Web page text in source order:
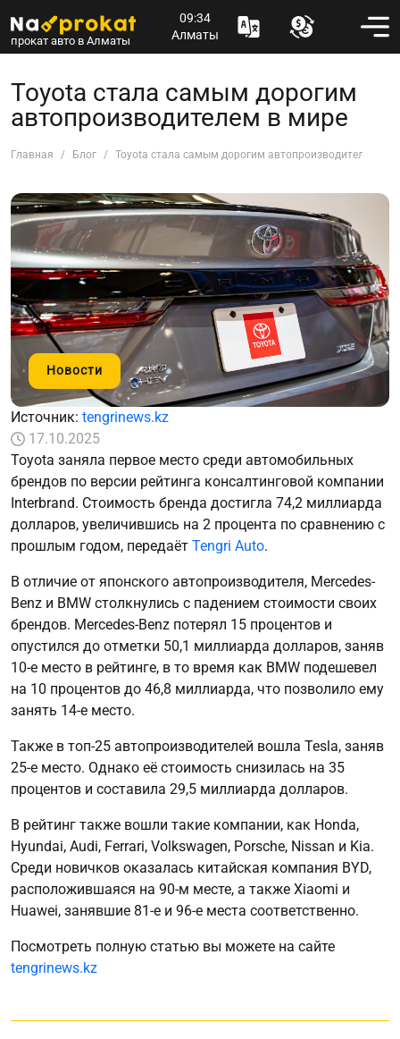
прокат авто в Алматы
09:34
Алматы
Toyota стала самым дорогим
автопроизводителем в мире
Главная Блог Toyota стала самым дорогим автопроизводителем в
Новости
Источник: tengrinews.kz
17.10.2025
Toyota заняла первое место среди автомобильных
брендов по версии рейтинга консалтинговой компании
Interbrand. Стоимость бренда достигла 74,2 миллиарда
долларов, увеличившись на 2 процента по сравнению с
прошлым годом, передаёт Tengri Auto.
В отличие от японского автопроизводителя, Mercedes-
Benz и BMW столкнулись с падением стоимости своих
брендов. Mercedes-Benz потерял 15 процентов и
опустился до отметки 50,1 миллиарда долларов, заняв
10-е место в рейтинге, в то время как BMW подешевел
на 10 процентов до 46,8 миллиарда, что позволило ему
занять 14-е место.
Также в топ-25 автопроизводителей вошла Tesla, заняв
25-е место. Однако её стоимость снизилась на 35
процентов и составила 29,5 миллиарда долларов.
В рейтинг также вошли такие компании, как Honda,
Hyundai, Audi, Ferrari, Volkswagen, Porsche, Nissan и Kia.
Среди новичков оказалась китайская компания BYD,
расположившаяся на 90-м месте, а также Xiaomi и
Huawei, занявшие 81-е и 96-е места соответственно.
Посмотреть полную статью вы можете на сайте
tengrinews.kz